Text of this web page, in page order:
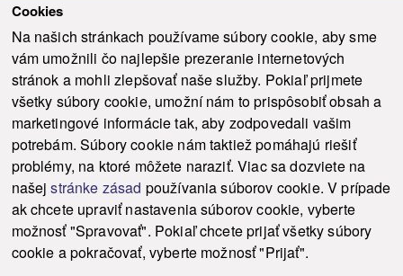
Cookies
Na našich stránkach používame súbory cookie, aby sme
vám umožnili čo najlepšie prezeranie internetových
stránok a mohli zlepšovať naše služby. Pokiaľ prijmete
všetky súbory cookie, umožní nám to prispôsobiť obsah a
marketingové informácie tak, aby zodpovedali vašim
potrebám. Súbory cookie nám taktiež pomáhajú riešiť
problémy, na ktoré môžete naraziť. Viac sa dozviete na
našejstránke zásad používania súborov cookie. V prípade
ak chcete upraviť nastavenia súborov cookie, vyberte
možnosť "Spravovať". Pokiaľ chcete prijať všetky súbory
cookie a pokračovať, vyberte možnosť "Prijať".
Odoslať
© 2021-2026 ku.sk. Všetky práva vyhradené. | Ochrana osobných údajov
Vyhlásenie o prístupnosti |
Admin
This site is protected by reCAPTCHA and the Google Privacy Policy and Terms of
Service
apply.